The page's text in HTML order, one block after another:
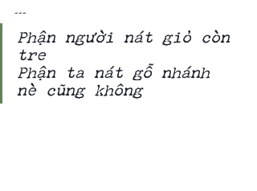
---
Phận người nát giỏ còn
tre
Phận ta nát gỗ nhánh
nè cũng không